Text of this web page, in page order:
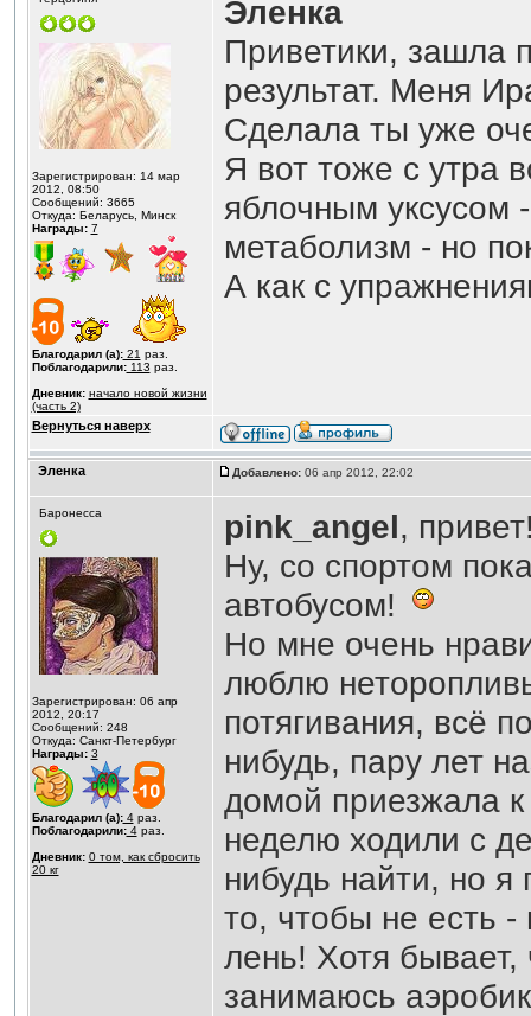
Зарегистрирован: 14 мар
2012, 08:50
Сообщений: 3665
Откуда: Беларусь, Минск
Награды: 7
Благодарил (а):21 раз.
Поблагодарили:113 раз.
Дневник: начало новой жизни
(часть 2)
Эленка
Приветики, зашла
результат. Меня
Сделала ты уже
Я вот тоже с утра
яблочным уксусом
метаболизм - но
А как с
Вернуться наверх
Эленка Добавлено:06 апр 2012, 22:02
Баронесса
Зарегистрирован: 06 апр
2012, 20:17
Сообщений: 248
Откуда: Санкт-Петербург
Награды: 3
Благодарил (а):4раз.
Поблагодарили:4раз.
Дневник: 0 том, как сбросить
20 кг
pink_angel,
Ну, со спортом
автобусом!
Но мне очень
люблю
потягивания, всё
нибудь, пару лет
домой приезжала
неделю ходили с
нибудь найти, но
то, чтобы не есть -
лень! Хотя
занимаюсь